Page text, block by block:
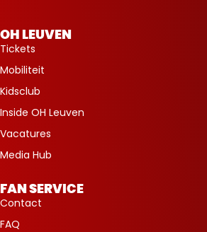
OH LEUVEN
Tickets
Mobiliteit
Kidsclub
Inside OH Leuven
Vacatures
Media Hub
FAN SERVICE
Contact
FAQ